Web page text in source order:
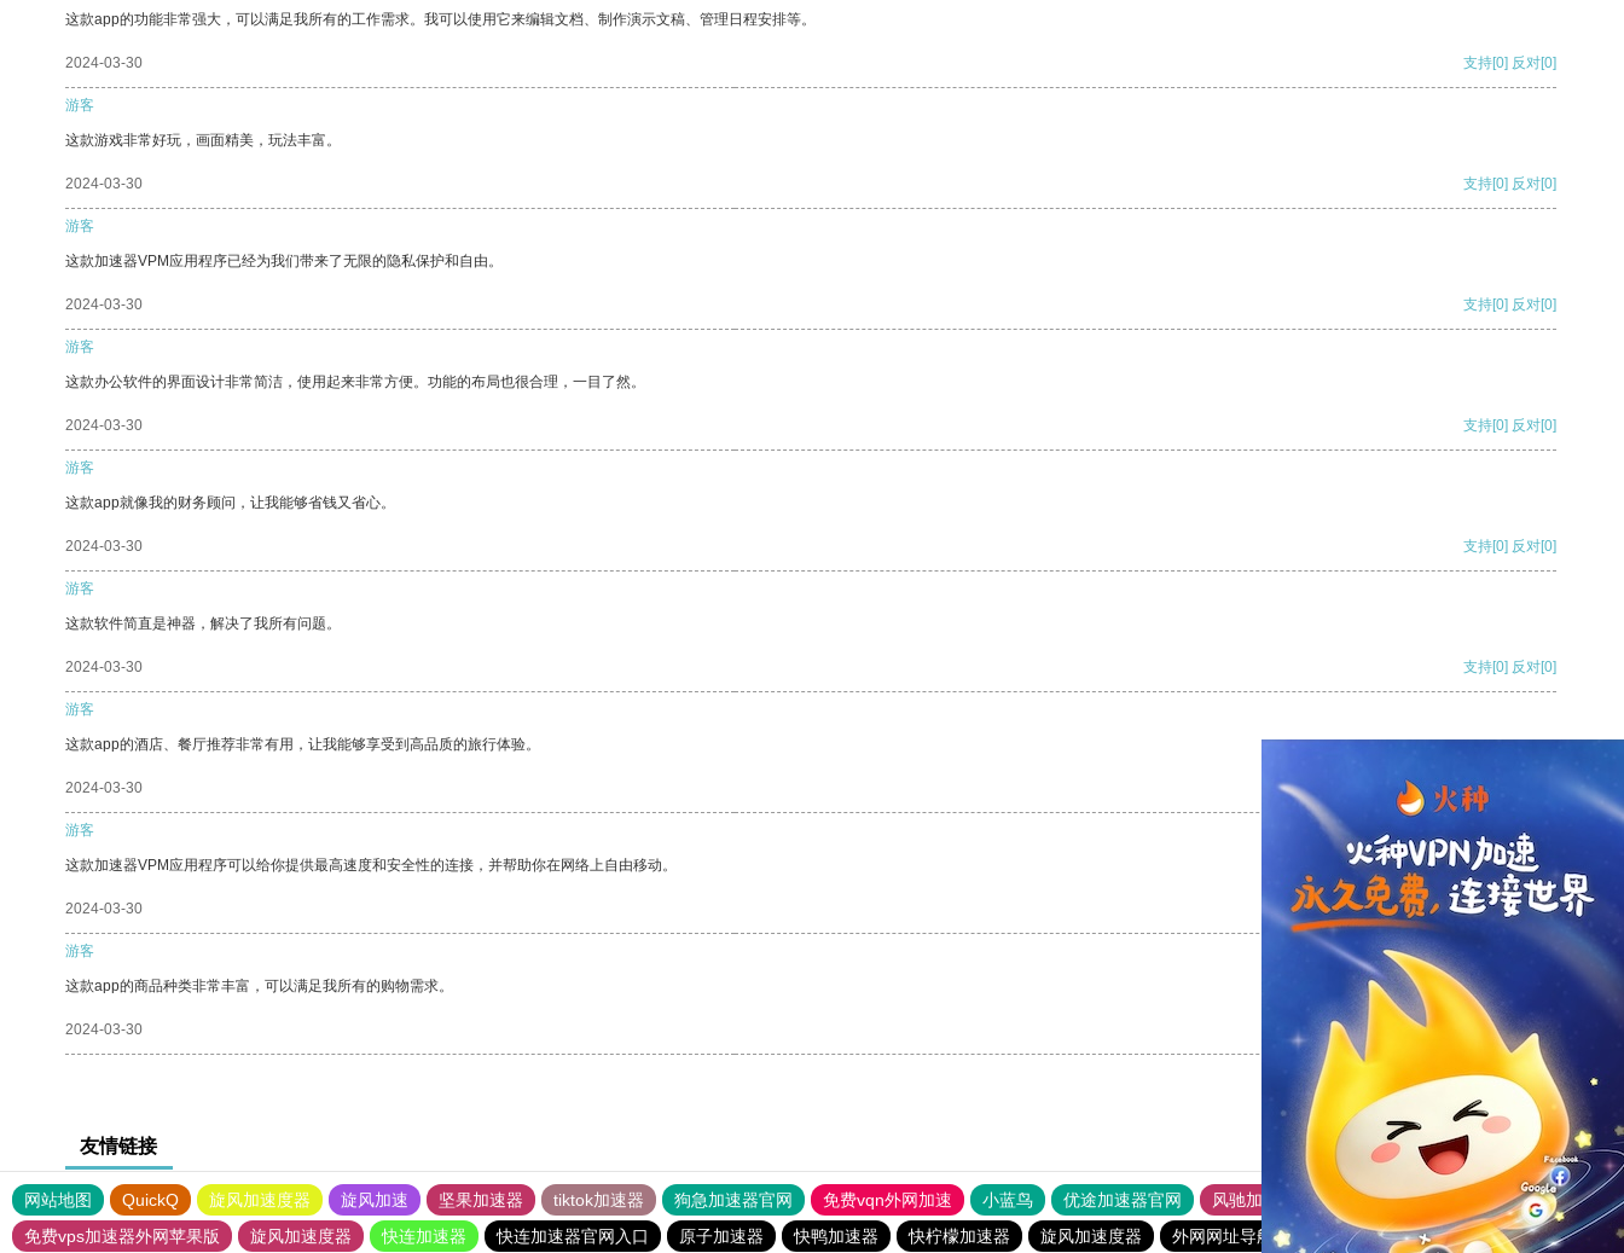
这款app的功能非常强大，可以满足我所有的工作需求。我可以使用它来编辑文档、制作演示文稿、管理日程安排等。
2024-03-30 支持[0] 反对[0]
游客
这款游戏非常好玩，画面精美，玩法丰富。
2024-03-30 支持[0] 反对[0]
游客
这款加速器VPM应用程序已经为我们带来了无限的隐私保护和自由。
2024-03-30 支持[0] 反对[0]
游客
这款办公软件的界面设计非常简洁，使用起来非常方便。功能的布局也很合理，一目了然。
2024-03-30 支持[0] 反对[0]
游客
这款app就像我的财务顾问，让我能够省钱又省心。
2024-03-30 支持[0] 反对[0]
游客
这款软件简直是神器，解决了我所有问题。
2024-03-30 支持[0] 反对[0]
游客
这款app的酒店、餐厅推荐非常有用，让我能够享受到高品质的旅行体验。
2024-03-30 支持
游客
这款加速器VPM应用程序可以给你提供最高速度和安全性的连接，并帮助你在网络上自由移动。
2024-03-30 支持[0] 反对[0]
游客
这款app的商品种类非常丰富，可以满足我所有的购物需求。
2024-03-30 支持[0] 反对[0]
友情链接
网站地图 QuickQ 旋风加速度器 旋风加速 坚果加速器 tiktok加速器 狗急加速器官网 免费vqn外网加速 小蓝鸟 优途加速器官网 风驰加速器
旋风加速器
免费vps加速器外网苹果版
旋风加速度器 快连加速器 快连加速器官网入口 原子加速器 快鸭加速器 快柠檬加速器 旋风加速度器 外网网址导航 软件中心 海鸥加速器